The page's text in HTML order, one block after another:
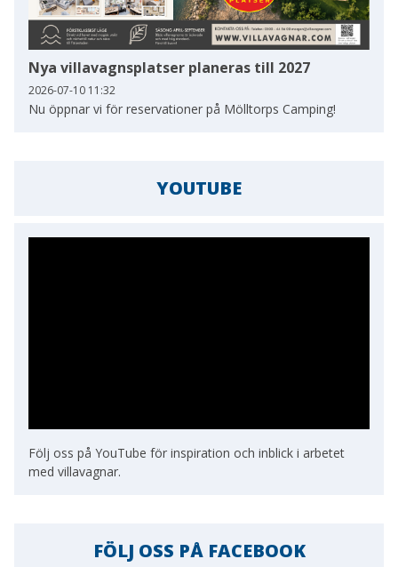
Nya villavagnsplatser planeras till 2027
2026-07-10 11:32
Nu öppnar vi för reservationer på Mölltorps Camping!
YOUTUBE
Följ oss på YouTube för inspiration och inblick i arbetet
med villavagnar.
FÖLJ OSS PÅ FACEBOOK